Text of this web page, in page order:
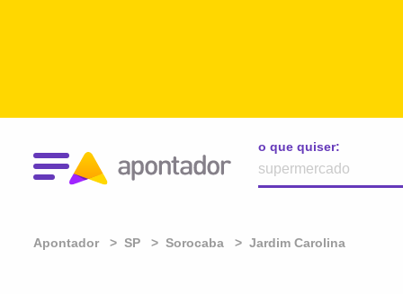
o que quiser:
Apontador SP Sorocaba Jardim Carolina